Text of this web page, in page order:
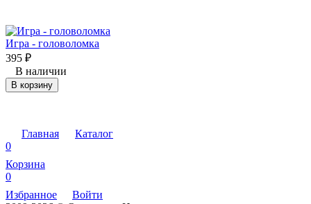
Игра - головоломка
395 ₽
В наличии
В корзину
Главная
Каталог
0
Корзина
0
Избранное
Войти